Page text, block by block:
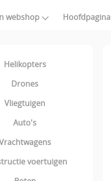
webshop Hoofdpagina
Helikopters
Drones
Vliegtuigen
Auto's
voertuigen